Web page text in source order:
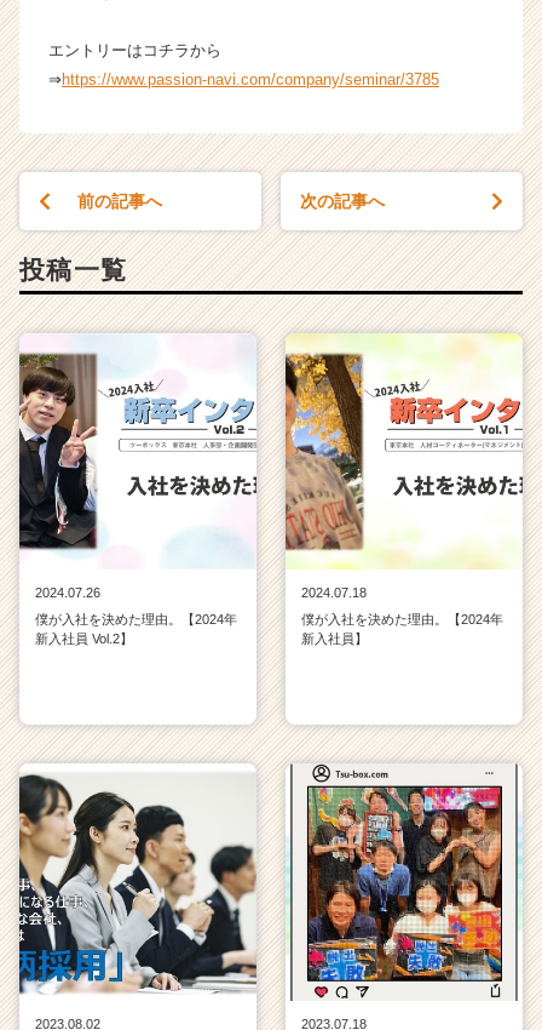
エントリーはコチラから
⇒https://www.passion-navi.com/company/seminar/3785
前の記事へ 次の記事へ
投稿一覧
2024.07.26
僕が入社を決めた理由。【2024年
新入社員 Vol.2】
2024.07.18
僕が入社を決めた理由。【2024年
新入社員】
2023.08.02 2023.07.18